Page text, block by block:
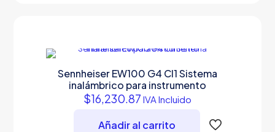
Sennheiser EW100 G4 CI1 Sistema
inalámbrico para instrumento
$16,230.87 IVA Incluido
Añadir al carrito